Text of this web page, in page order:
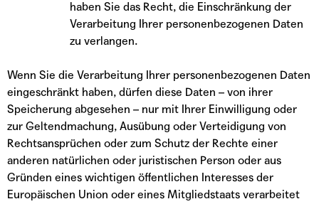
haben Sie das Recht, die Einschränkung der
Verarbeitung Ihrer personenbezogenen Daten
zu verlangen.
Wenn Sie die Verarbeitung Ihrer personenbezogenen Daten
eingeschränkt haben, dürfen diese Daten – von ihrer
Speicherung abgesehen – nur mit Ihrer Einwilligung oder
zur Geltendmachung, Ausübung oder Verteidigung von
Rechtsansprüchen oder zum Schutz der Rechte einer
anderen natürlichen oder juristischen Person oder aus
Gründen eines wichtigen öffentlichen Interesses der
Europäischen Union oder eines Mitgliedstaats verarbeitet